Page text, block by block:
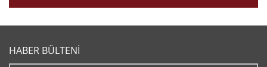
HABER BÜLTENİ